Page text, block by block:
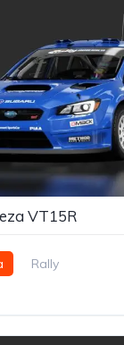
VT15R
Rally